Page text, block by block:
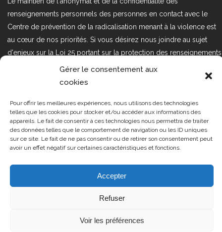
Gérer le consentement aux
cookies
Pour offrir les meilleures expériences, nous utilisons des technologies
telles que les cookies pour stocker et/ou accéder aux informations des
appareils. Le fait de consentir à ces technologies nous permettra de traiter
des données telles que le comportement de navigation ou les ID uniques
sur ce site. Le fait de ne pas consentir ou de retirer son consentement peut
avoir un effet négatif sur certaines caractéristiques et fonctions.
Accepter
Refuser
Voir les préférences
renseignements personnels des personnes en contact avec le
Centre de prévention de la radicalisation menant à la violence est
au cœur de nos priorités. Si vous désirez nous joindre au sujet
d'enjeux sur la Loi 25 portant sur la protection des renseignements
personnels dans le secteur privé, veuillez communiquer avec
nous à l'adresse courriel suivant : loi25@cprmv.org Pour en savoir
Tous droits réservés @2019 CPRMV
| Centre de prévention de la
radicalisation menant à la violence
(CPRMV)